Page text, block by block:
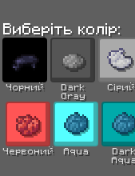
Виберіть колір:
Чорний Dark
Gray
Сірий
Червоний Aqua Dark